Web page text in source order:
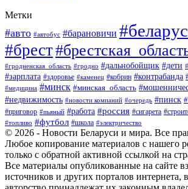
Метки
#авто #автобус #барановичи
#брест
#гродненская_область #гродно #дальнобойщик #дети
#зарплата #здоровье #каменец #кобрин #контрабанда
#медицина #минск #минская_область
#недвижимость #новости компаний #очередь #пинск
#приговор #пьяный #работа #россия #сигарета
#топливо #футбол #школа #электричество
© 2026 - Новости Беларуси и мира. Все
Любое копирование материалов с нашего
только с обратной активной ссылкой на
Все материалы опубликованные на сайте
источников и других порталов интернета,